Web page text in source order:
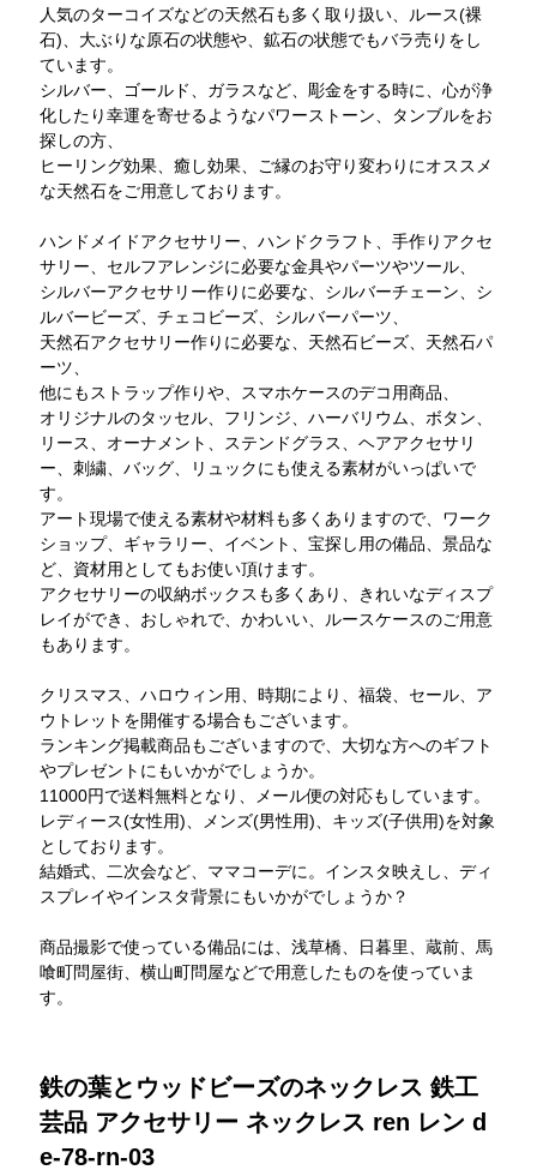
人気のターコイズなどの天然石も多く取り扱い、ルース(裸
石)、大ぶりな原石の状態や、鉱石の状態でもバラ売りをし
ています。
シルバー、ゴールド、ガラスなど、彫金をする時に、心が浄
化したり幸運を寄せるようなパワーストーン、タンブルをお
探しの方、
ヒーリング効果、癒し効果、ご縁のお守り変わりにオススメ
な天然石をご用意しております。
ハンドメイドアクセサリー、ハンドクラフト、手作りアクセ
サリー、セルフアレンジに必要な金具やパーツやツール、
シルバーアクセサリー作りに必要な、シルバーチェーン、シ
ルバービーズ、チェコビーズ、シルバーパーツ、
天然石アクセサリー作りに必要な、天然石ビーズ、天然石パ
ーツ、
他にもストラップ作りや、スマホケースのデコ用商品、
オリジナルのタッセル、フリンジ、ハーバリウム、ボタン、
リース、オーナメント、ステンドグラス、ヘアアクセサリ
ー、刺繍、バッグ、リュックにも使える素材がいっぱいで
す。
アート現場で使える素材や材料も多くありますので、ワーク
ショップ、ギャラリー、イベント、宝探し用の備品、景品な
ど、資材用としてもお使い頂けます。
アクセサリーの収納ボックスも多くあり、きれいなディスプ
レイができ、おしゃれで、かわいい、ルースケースのご用意
もあります。
クリスマス、ハロウィン用、時期により、福袋、セール、ア
ウトレットを開催する場合もございます。
ランキング掲載商品もございますので、大切な方へのギフト
やプレゼントにもいかがでしょうか。
11000円で送料無料となり、メール便の対応もしています。
レディース(女性用)、メンズ(男性用)、キッズ(子供用)を対象
としております。
結婚式、二次会など、ママコーデに。インスタ映えし、ディ
スプレイやインスタ背景にもいかがでしょうか？
商品撮影で使っている備品には、浅草橋、日暮里、蔵前、馬
喰町問屋街、横山町問屋などで用意したものを使っていま
す。
鉄の葉とウッドビーズのネックレス 鉄工
芸品 アクセサリー ネックレス ren レン d
e-78-rn-03